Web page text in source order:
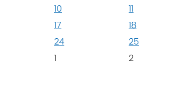
10 11
17 18
24 25
1 2